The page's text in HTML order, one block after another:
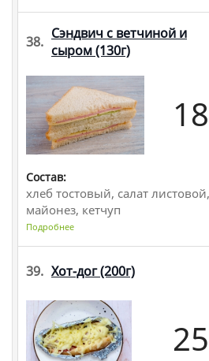
38. Сэндвич с ветчиной и
сыром(130г)
Состав:
хлеб тостовый, салат
майонез, кетчуп
Подробнее
39. Хот-дог(200г)